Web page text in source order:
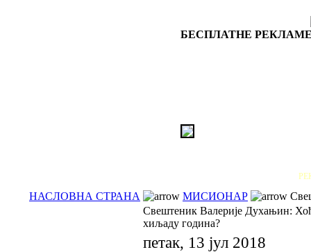
БЕСПЛАТНЕ
НАСЛОВНА СТРАНА МИСИОНАР
Свештеник Валерије Духањин:
хиљаду година?
петак, 13 јул 2018